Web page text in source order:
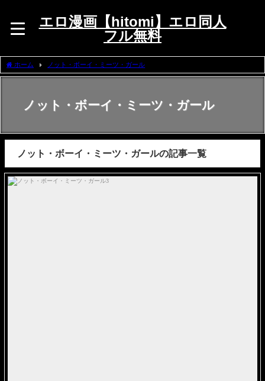
エロ漫画【hitomi】エロ同人
フル無料
ホーム ノット・ボーイ・ミーツ・ガール
ノット・ボーイ・ミーツ・ガール
ノット・ボーイ・ミーツ・ガールの記事一覧